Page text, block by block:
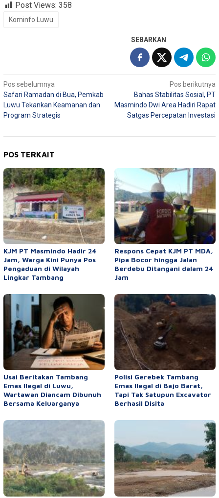
Post Views: 358
Kominfo Luwu
SEBARKAN
Navigasi
pos
Pos sebelumnya
Safari Ramadan di Bua, Pemkab
Luwu Tekankan Keamanan dan
Program Strategis
Pos berikutnya
Bahas Stabilitas Sosial, PT
Masmindo Dwi Area Hadiri Rapat
Satgas Percepatan Investasi
POS TERKAIT
KJM PT Masmindo Hadir 24
Jam, Warga Kini Punya Pos
Pengaduan di Wilayah
Lingkar Tambang
Respons Cepat KJM PT MDA,
Pipa Bocor hingga Jalan
Berdebu Ditangani dalam 24
Jam
Usai Beritakan Tambang
Emas Ilegal di Luwu,
Wartawan Diancam Dibunuh
Bersama Keluarganya
Polisi Gerebek Tambang
Emas Ilegal di Bajo Barat,
Tapi Tak Satupun Excavator
Berhasil Disita